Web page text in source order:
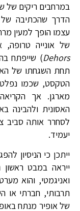
במרחבים ריקים של
הדרך שהכתיבה
עצמו הופך למעין
של אונייה
Dehors) שייפתח
תחת השגחתו של
הטקסט, שכמו
מארגן. אך
האסונית ולהבינה
לסחרר אותה סביב
יעמיד.
ייתכן כי הניסיון
ייראה במבט
ואניגמטי, והוא
תרבותי, חברתי או
של אופיר מנתח